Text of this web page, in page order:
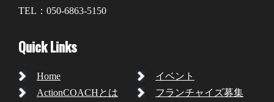
TEL：050-6863-5150
Quick Links
Home
ActionCOACHとは
イベント
フランチャイズ募集